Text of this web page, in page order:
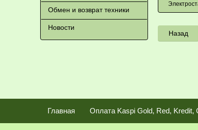
Назад
Обмен и возврат техники
Новости
Главная Оплата Kaspi Gold, Red, Kredit,